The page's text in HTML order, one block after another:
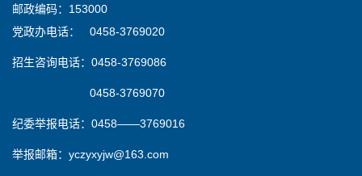
邮政编码：153000
党政办电话： 0458-3769020
招生咨询电话：0458-3769086
0458-3769070
纪委举报电话：0458——3769016
举报邮箱：yczyxyjw@163.com